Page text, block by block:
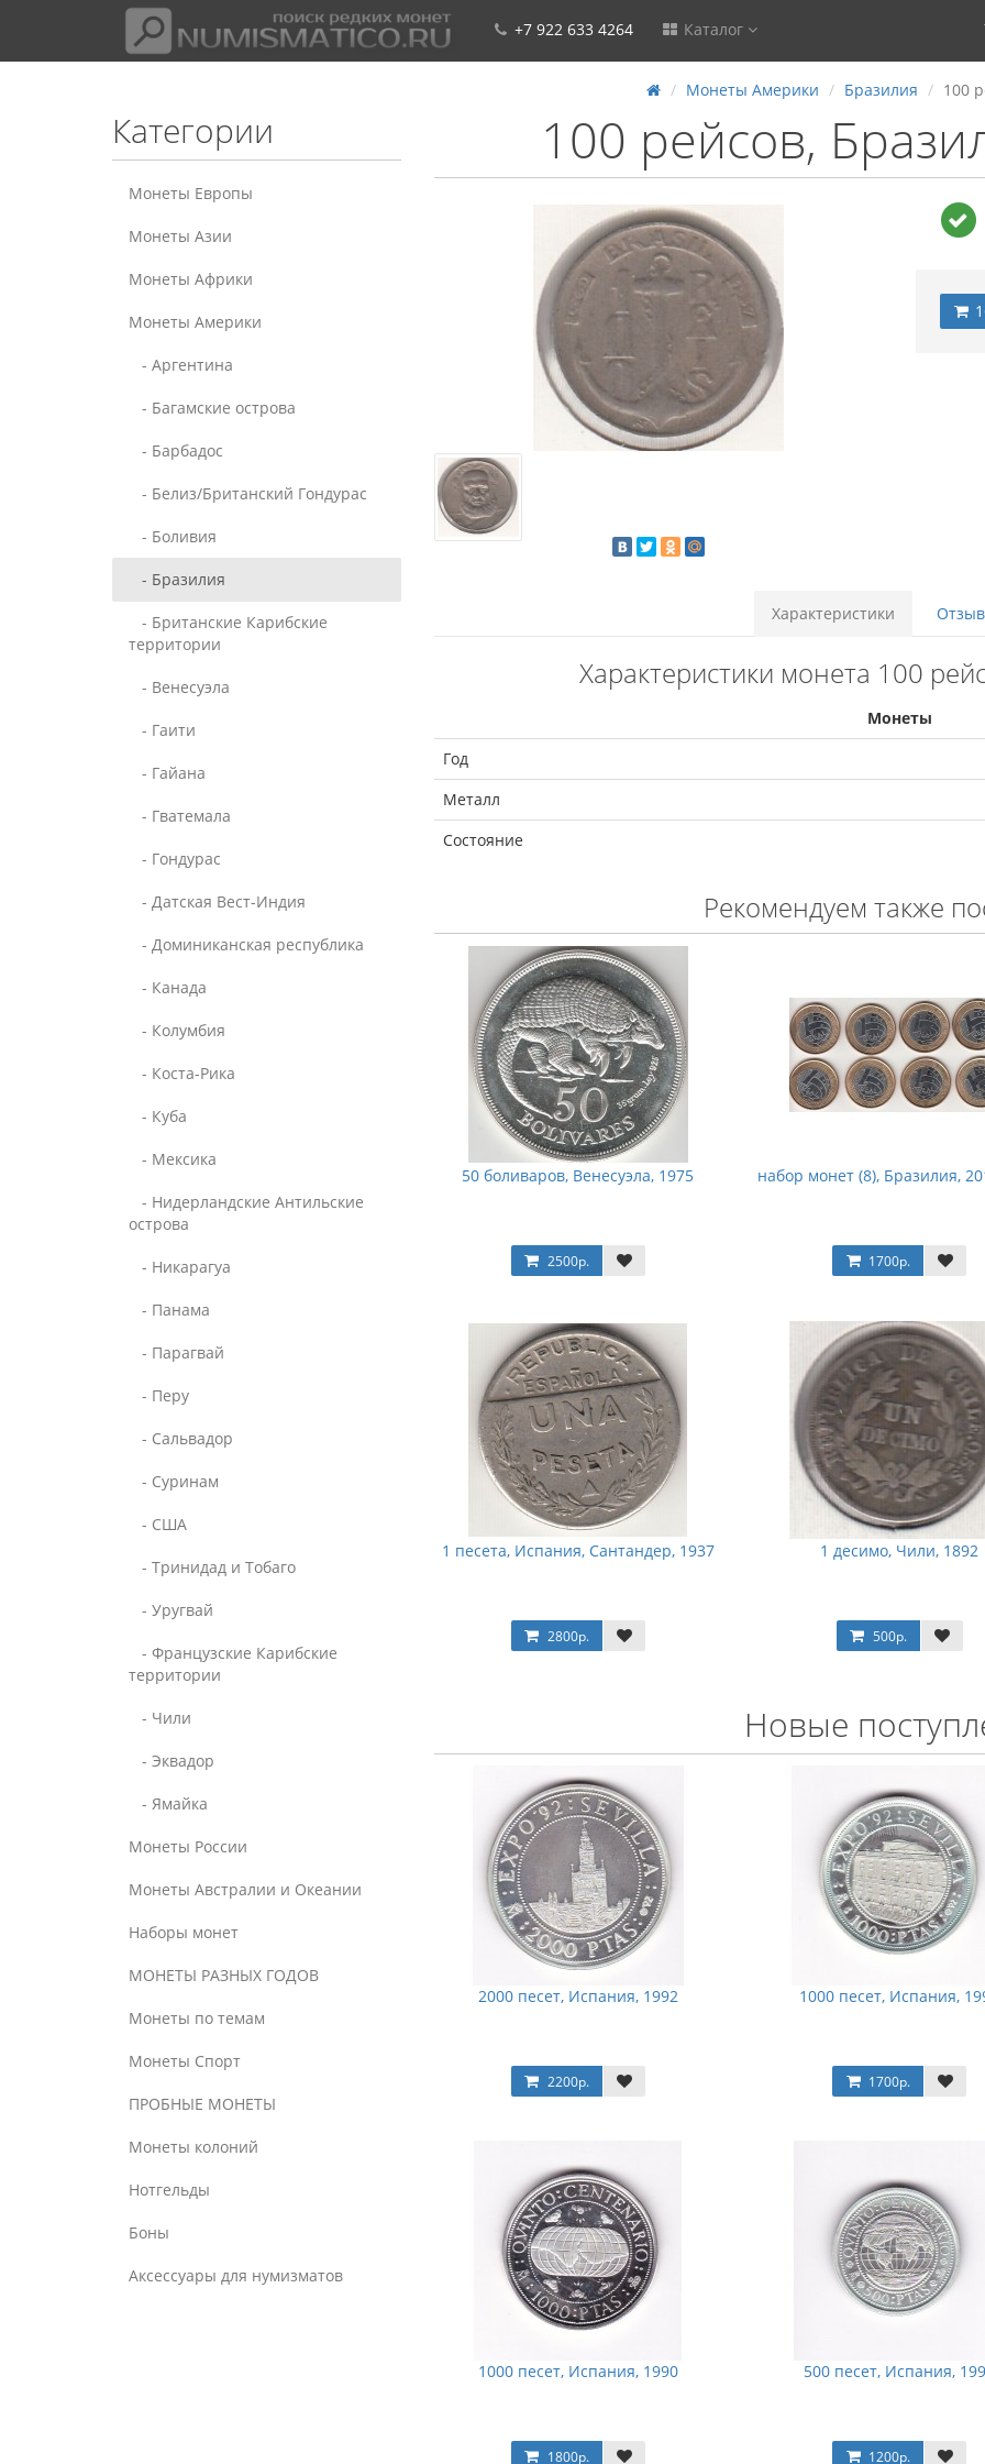
+7 922 633 4264 Каталог
Категории
Монеты Европы
Монеты Азии
Монеты Африки
Монеты Америки
- Аргентина
- Багамские острова
- Барбадос
- Белиз/Британский Гондурас
- Боливия
- Бразилия
- Британские Карибские
территории
- Венесуэла
- Гаити
- Гайана
- Гватемала
- Гондурас
- Датская Вест-Индия
- Доминиканская республика
- Канада
- Колумбия
- Коста-Рика
- Куба
- Мексика
- Нидерландские Антильские
острова
- Никарагуа
- Панама
- Парагвай
- Перу
- Сальвадор
- Суринам
- США
- Тринидад и Тобаго
- Уругвай
- Французские Карибские
территории
- Чили
- Эквадор
- Ямайка
Монеты России
Монеты Австралии и Океании
Наборы монет
МОНЕТЫ РАЗНЫХ ГОДОВ
Монеты по темам
Монеты Спорт
ПРОБНЫЕ МОНЕТЫ
Монеты колоний
Нотгельды
Боны
Аксессуары для нумизматов
Монеты Америки Бразилия 100
100 рейсов,
Характеристики
Характеристики монета 100
Монеты
Год
Металл
Состояние
Рекомендуем также
50 боливаров, Венесуэла, 1975
2500р.
набор монет (8), Бразилия,
1700р.
1 песета, Испания, Сантандер, 1937
2800р.
1 десимо, Чили, 1892
500р.
Новые
2000 песет, Испания, 1992
2200р.
1000 песет, Испания,
1700р.
1000 песет, Испания, 1990
1800р.
500 песет, Испания,
1200р.